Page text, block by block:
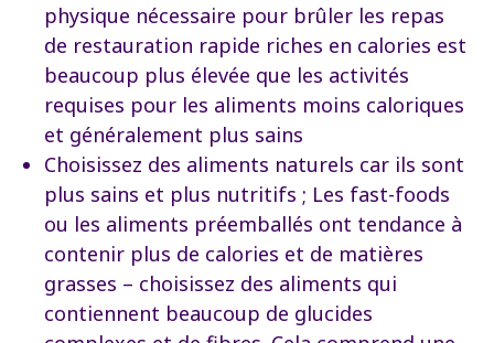
physique nécessaire pour brûler les repas
de restauration rapide riches en calories est
beaucoup plus élevée que les activités
requises pour les aliments moins caloriques
et généralement plus sains
Choisissez des aliments naturels car ils sont
plus sains et plus nutritifs ; Les fast-foods
ou les aliments préemballés ont tendance à
contenir plus de calories et de matières
grasses – choisissez des aliments qui
contiennent beaucoup de glucides